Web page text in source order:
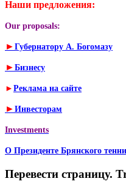
Наши предложения:
Our proposals:
► Губернатору А. Богомазу
► Бизнесу
► Реклама на сайте
► Инвесторам
Investments
О Президенте Брянского
Перевести страницу.